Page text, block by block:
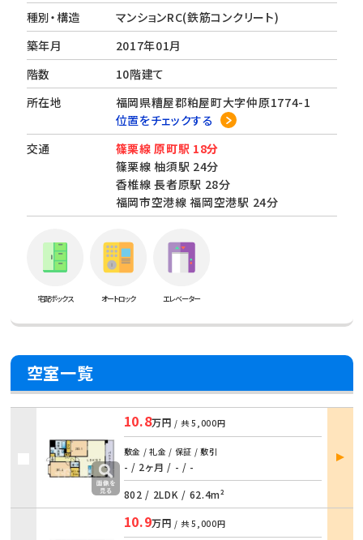
種別・構造
マンションRC(鉄筋コンクリート)
築年月
2017年01月
階数
10階建て
所在地
福岡県糟屋郡粕屋町大字仲原1774-1
位置をチェックする
交通
篠栗線 原町駅 18分
篠栗線 柚須駅 24分
香椎線 長者原駅 28分
福岡市空港線 福岡空港駅 24分
宅配ボックス オートロック エレベーター
空室一覧
10.8万円 / 共5,000円
敷金 / 礼金 / 保証 / 敷引
- / 2ヶ月 / - / -
802 / 2LDK / 62.4m²
部屋
詳細
10.9万円 / 共5,000円